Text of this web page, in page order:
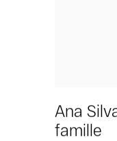
Ana
famille